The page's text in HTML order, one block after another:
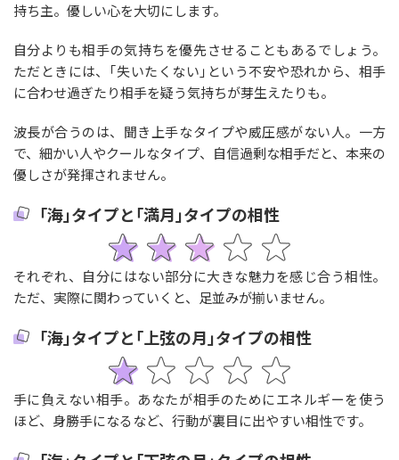
持ち主。優しい心を大切にします。
自分よりも相手の気持ちを優先させることもあるでしょう。
ただときには、｢失いたくない｣という不安や恐れから、相手
に合わせ過ぎたり相手を疑う気持ちが芽生えたりも。
波長が合うのは、聞き上手なタイプや威圧感がない人。一方
で、細かい人やクールなタイプ、自信過剰な相手だと、本来の
優しさが発揮されません。
｢海｣タイプと｢満月｣タイプの相性
それぞれ、自分にはない部分に大きな魅力を感じ合う相性。
ただ、実際に関わっていくと、足並みが揃いません。
｢海｣タイプと｢上弦の月｣タイプの相性
手に負えない相手。あなたが相手のためにエネルギーを使う
ほど、身勝手になるなど、行動が裏目に出やすい相性です。